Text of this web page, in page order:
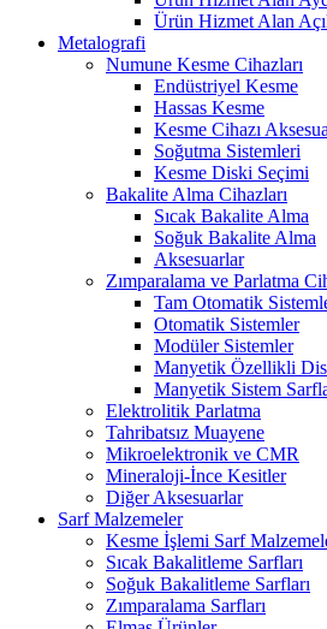
Ürün Hizmet Alan
Metalografi
Numune Kesme Cihazları
Endüstriyel Kesme
Hassas Kesme
Kesme Cihazı
Soğutma Sistemleri
Kesme Diski Seçimi
Bakalite Alma Cihazları
Sıcak Bakalite Alma
Soğuk Bakalite Alma
Aksesuarlar
Zımparalama ve Parlatma
Tam Otomatik
Otomatik Sistemler
Modüler Sistemler
Manyetik Özellikli
Manyetik Sistem
Elektrolitik Parlatma
Tahribatsız Muayene
Mikroelektronik ve CMR
Mineraloji-İnce Kesitler
Diğer Aksesuarlar
Sarf Malzemeler
Kesme İşlemi Sarf
Sıcak Bakalitleme Sarfları
Soğuk Bakalitleme Sarfları
Zımparalama Sarfları